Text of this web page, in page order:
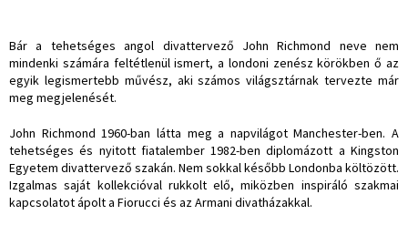
Bár a tehetséges angol divattervező John Richmond neve nem
mindenki számára feltétlenül ismert, a londoni zenész körökben ő az
egyik legismertebb művész, aki számos világsztárnak tervezte már
meg megjelenését.
John Richmond 1960-ban látta meg a napvilágot Manchester-ben. A
tehetséges és nyitott fiatalember 1982-ben diplomázott a Kingston
Egyetem divattervező szakán. Nem sokkal később Londonba költözött.
Izgalmas saját kollekcióval rukkolt elő, miközben inspiráló szakmai
kapcsolatot ápolt a Fiorucci és az Armani divatházakkal.